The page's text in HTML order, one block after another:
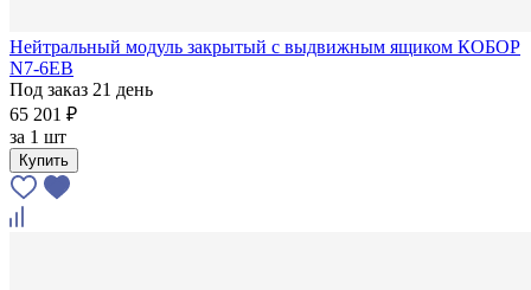
Нейтральный модуль закрытый с выдвижным ящиком КОБОР
N7-6EB
Под заказ 21 день
65 201 ₽
за 1 шт
Купить